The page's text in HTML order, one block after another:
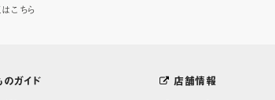
はこちら
のガイド
店舗情報